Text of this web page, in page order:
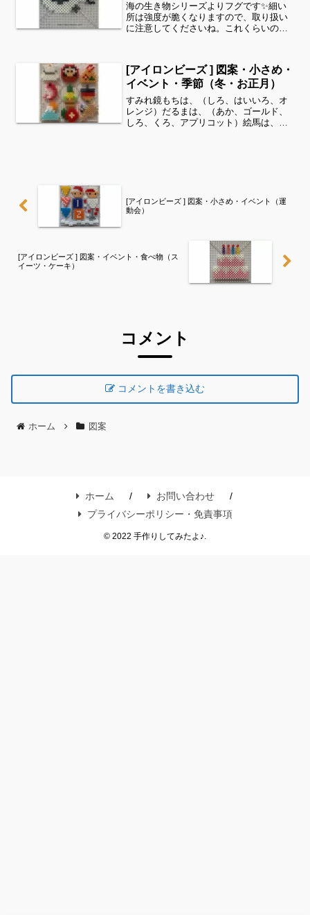
海の生き物シリーズよりフグです✨細い
所は強度が脆くなりますので、取り扱い
に注意してくださいね。これくらいのサ
ある程度の形を先に作ってあげて、「○色
だけ埋めてみてね」等少...
[アイロンビーズ ] 図案・小さめ・
イベント・季節（冬・お正月）
すみれ鏡もちは、（しろ、はいいろ、オ
レンジ）だるまは、（あか、ゴールド、
しろ、くろ、アプリコット）絵馬は、
[アイロンビーズ ] 図案・小さめ・イベント（運
動会）
[アイロンビーズ ] 図案・イベント・食べ物（ス
イーツ・ケーキ）
コメント
コメントを書き込む
ホーム 図案
ホーム
お問い合わせ
プライバシーポリシー・免責事項
© 2022 手作りしてみたよ♪.